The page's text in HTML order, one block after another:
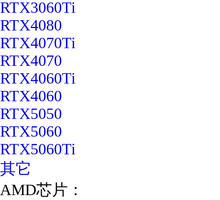
RTX3060Ti
RTX4080
RTX4070Ti
RTX4070
RTX4060Ti
RTX4060
RTX5050
RTX5060
RTX5060Ti
其它
AMD芯片：